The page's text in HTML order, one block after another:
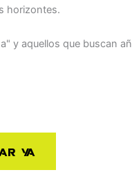
horizontes.
y aquellos que buscan
ya